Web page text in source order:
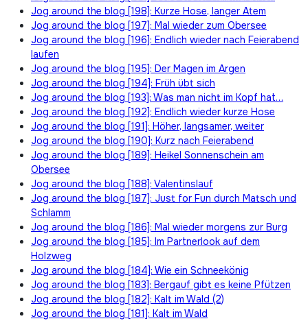
Jog around the blog [198]: Kurze Hose, langer Atem
Jog around the blog [197]: Mal wieder zum Obersee
Jog around the blog [196]: Endlich wieder nach Feierabend
laufen
Jog around the blog [195]: Der Magen im Argen
Jog around the blog [194]: Früh übt sich
Jog around the blog [193]: Was man nicht im Kopf hat…
Jog around the blog [192]: Endlich wieder kurze Hose
Jog around the blog [191]: Höher, langsamer, weiter
Jog around the blog [190]: Kurz nach Feierabend
Jog around the blog [189]: Heikel Sonnenschein am
Obersee
Jog around the blog [188]: Valentinslauf
Jog around the blog [187]: Just for Fun durch Matsch und
Schlamm
Jog around the blog [186]: Mal wieder morgens zur Burg
Jog around the blog [185]: Im Partnerlook auf dem
Holzweg
Jog around the blog [184]: Wie ein Schneekönig
Jog around the blog [183]: Bergauf gibt es keine Pfützen
Jog around the blog [182]: Kalt im Wald (2)
Jog around the blog [181]: Kalt im Wald